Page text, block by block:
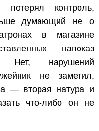
контроль,
думающий не о
в магазине
напоказ
Нет, нарушений
не заметил,
— вторая натура и
что-либо он не